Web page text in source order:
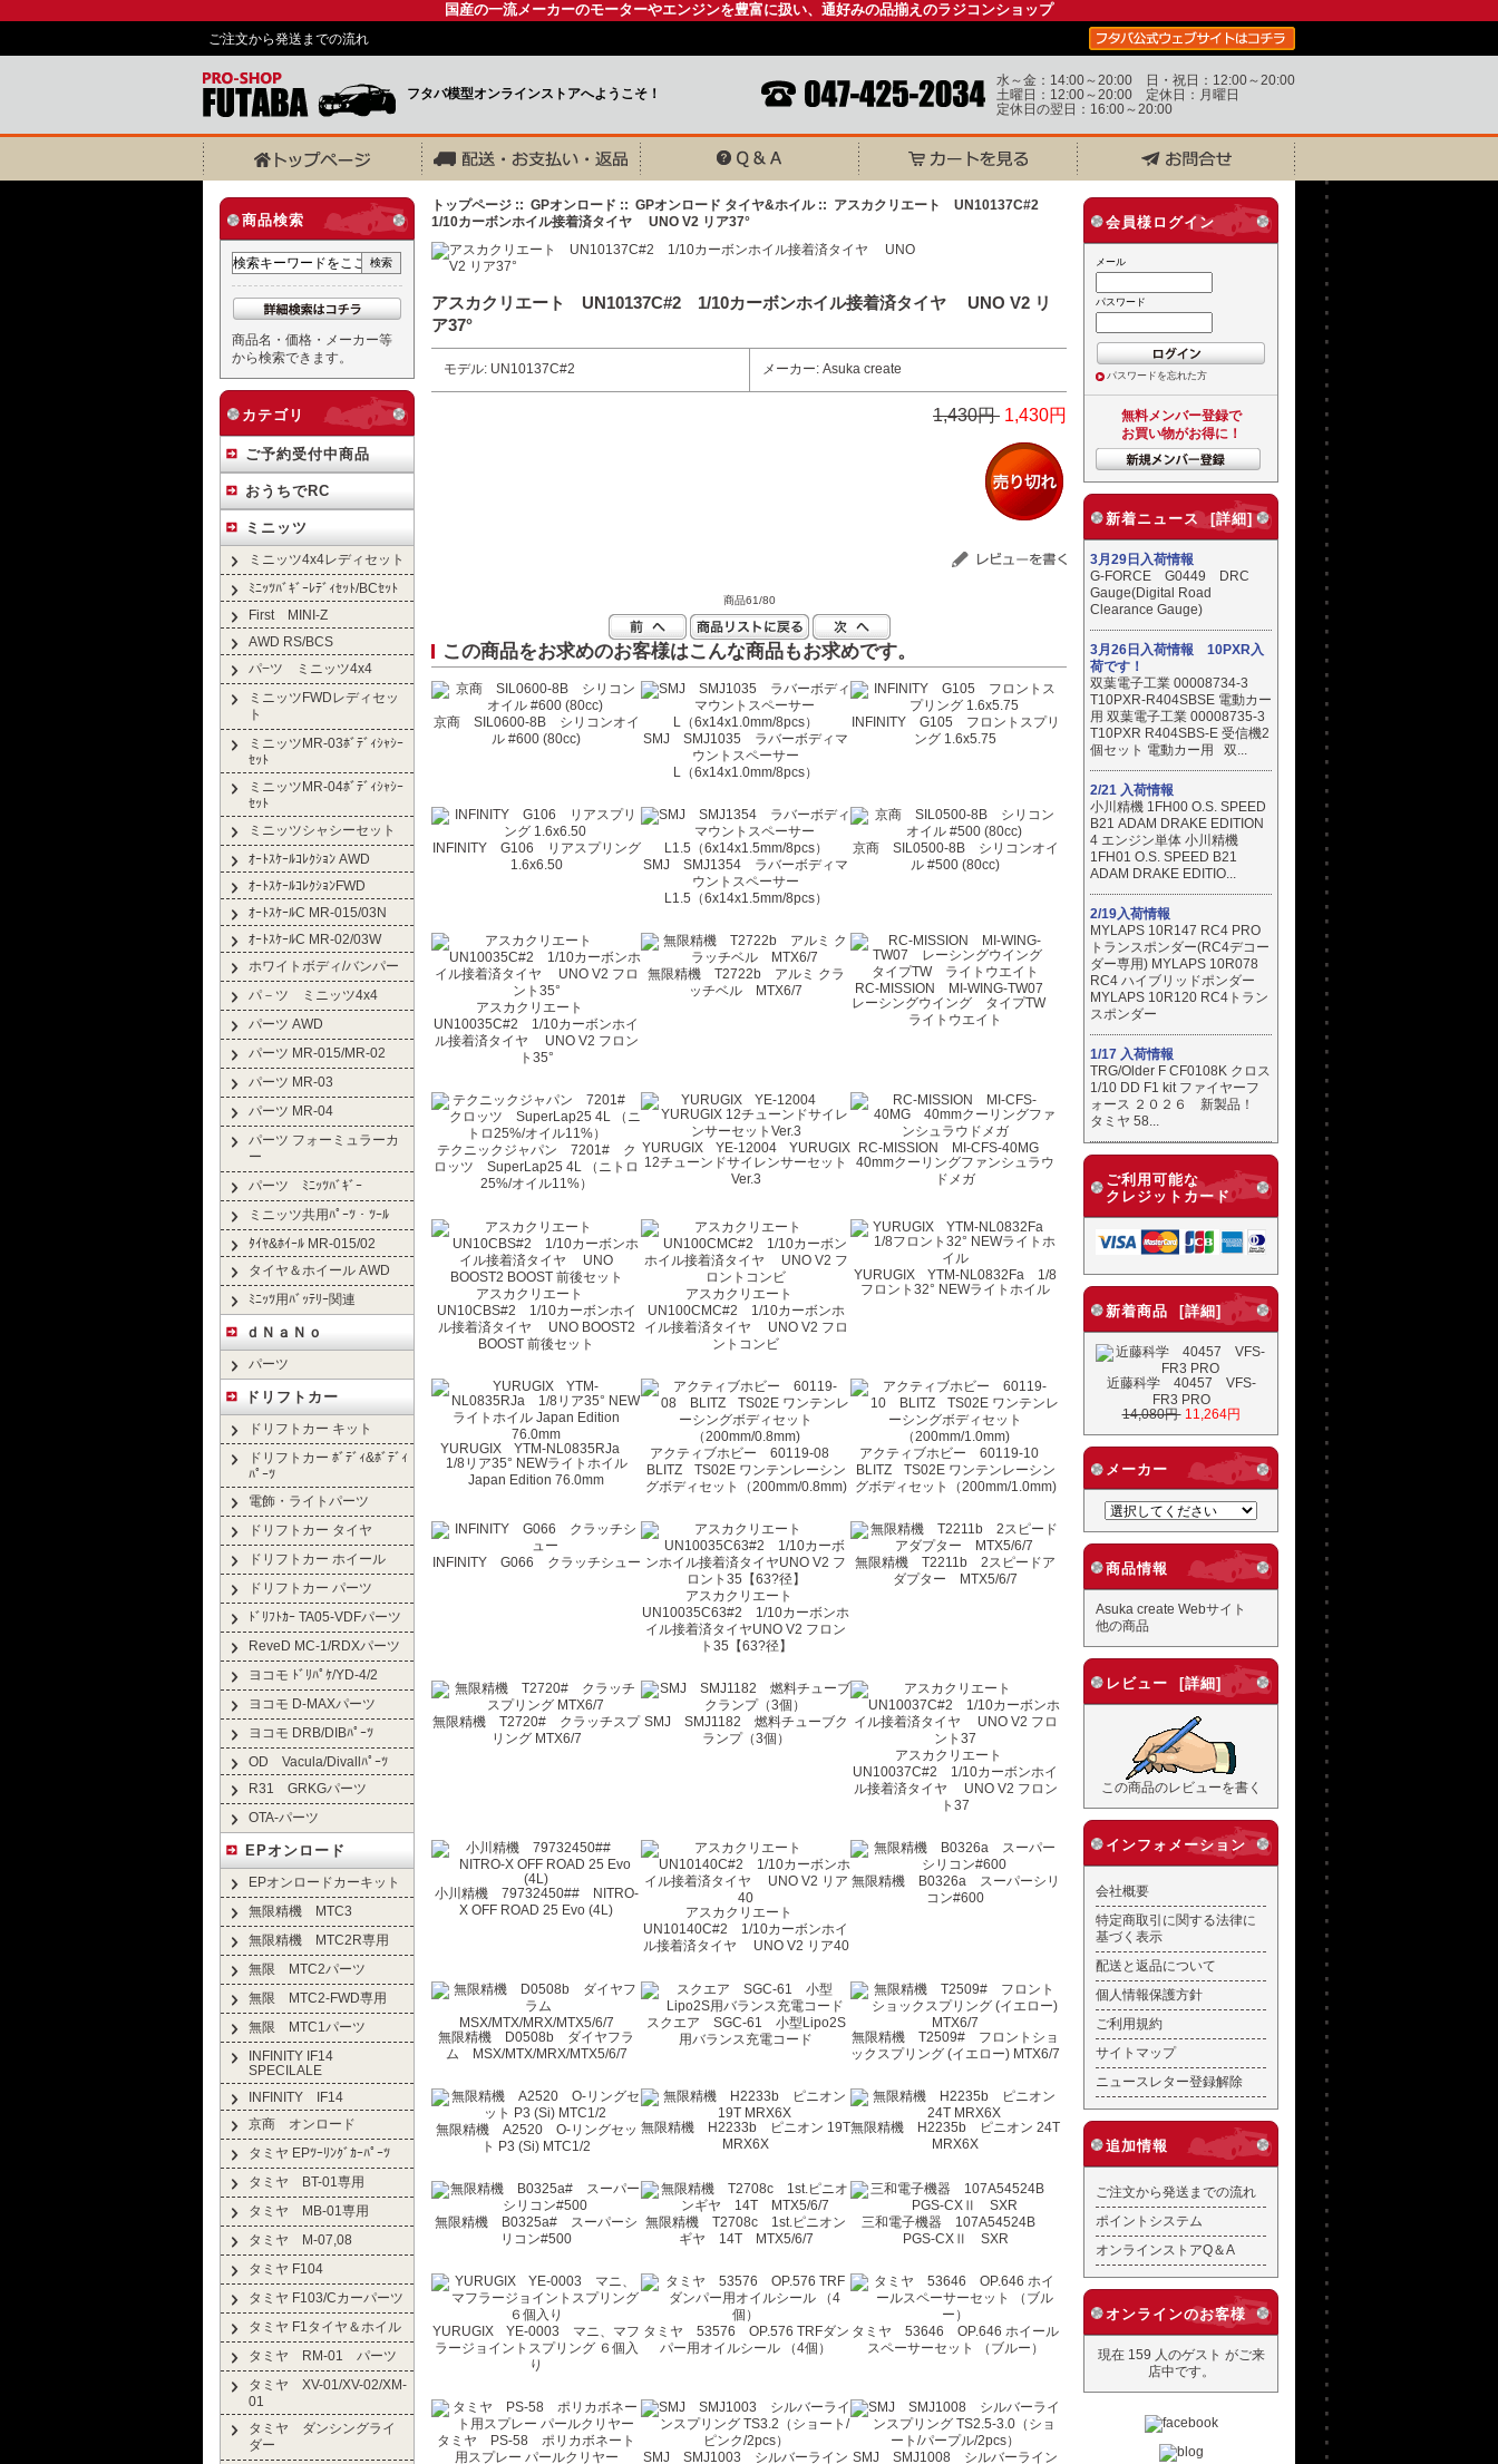
国産の一流メーカーのモーターやエンジンを豊富に扱い、通好みの品揃えのラジコンショップ
ご注文から発送までの流れ
フタバ模型オンラインストアへようこそ！
水～金：14:00～20:00 日・祝日：12:00～20:00
土曜日：12:00～20:00 定休日：月曜日
定休日の翌日：16:00～20:00
商品検索
商品名・価格・メーカー等
から検索できます。
カテゴリ
ご予約受付中商品
おうちでRC
ミニッツ
ミニッツ4x4レディセット
ﾐﾆｯﾂﾊﾞｷﾞｰﾚﾃﾞｨｾｯﾄ/BCｾｯﾄ
First MINI-Z
AWD RS/BCS
パ−ツ ミニッツ4x4
ミニッツFWDレディセッ
ト
ミニッツMR-03ﾎﾞﾃﾞｨｼｬｼｰ
ｾｯﾄ
ミニッツMR-04ﾎﾞﾃﾞｨｼｬｼｰ
ｾｯﾄ
ミニッツシャシーセット
ｵｰﾄｽｹｰﾙｺﾚｸｼｮﾝ AWD
ｵｰﾄｽｹｰﾙｺﾚｸｼｮﾝFWD
ｵｰﾄｽｹｰﾙC MR-015/03N
ｵｰﾄｽｹｰﾙC MR-02/03W
ホワイトボディ/バンパー
パ－ツ ミニッツ4x4
パーツ AWD
パーツ MR-015/MR-02
パーツ MR-03
パーツ MR-04
パーツ フォーミュラーカ
ー
パーツ ﾐﾆｯﾂﾊﾞｷﾞｰ
ミニッツ共用ﾊﾟｰﾂ・ﾂｰﾙ
ﾀｲﾔ&ﾎｲｰﾙ MR-015/02
タイヤ＆ホイール AWD
ﾐﾆｯﾂ用ﾊﾞｯﾃﾘｰ関連
ｄＮａＮｏ
パーツ
ドリフトカー
ドリフトカー キット
ドリフトカー ﾎﾞﾃﾞｨ&ﾎﾞﾃﾞｨ
ﾊﾟｰﾂ
電飾・ライトパーツ
ドリフトカー タイヤ
ドリフトカー ホイール
ドリフトカー パーツ
ﾄﾞﾘﾌﾄｶｰ TA05-VDFパーツ
ReveD MC-1/RDXパーツ
ヨコモ ﾄﾞﾘﾊﾟｹ/YD-4/2
ヨコモ D-MAXパーツ
ヨコモ DRB/DIBﾊﾟｰﾂ
OD Vacula/Divallﾊﾟｰﾂ
R31 GRKGパーツ
OTA-パーツ
EPオンロード
EPオンロードカーキット
無限精機 MTC3
無限精機 MTC2R専用
無限 MTC2パーツ
無限 MTC2-FWD専用
無限 MTC1パーツ
INFINITY IF14
SPECILALE
INFINITY IF14
京商 オンロード
タミヤ EPﾂｰﾘﾝｸﾞｶｰﾊﾟｰﾂ
タミヤ BT-01専用
タミヤ MB-01専用
タミヤ M-07,08
タミヤ F104
タミヤ F103/Cカーパーツ
タミヤ F1タイヤ＆ホイル
タミヤ RM-01 パーツ
タミヤ XV-01/XV-02/XM-
01
タミヤ ダンシングライ
ダー
トップページ :: GPオンロード :: GPオンロード タイヤ&ホイル:: アスカクリエート UN10137C#2
1/10カーボンホイル接着済タイヤ UNO V2 リア37°
アスカクリエート UN10137C#2 1/10カーボンホイル接着済タイヤ UNO V2 リ
ア37°
モデル: UN10137C#2 メーカー: Asuka create
1,430円 1,430円
商品61/80
この商品をお求めのお客様はこんな商品もお求めです。
京商 SIL0600-8B シリコンオイ
ル #600 (80cc)
SMJ SMJ1035 ラバーボディマ
ウントスペーサー
L（6x14x1.0mm/8pcs）
INFINITY G105 フロントスプリ
ング 1.6x5.75
INFINITY G106 リアスプリング
1.6x6.50
SMJ SMJ1354 ラバーボディマ
ウントスペーサー
L1.5（6x14x1.5mm/8pcs）
京商 SIL0500-8B シリコンオイ
ル #500 (80cc)
アスカクリエート
UN10035C#2 1/10カーボンホイ
ル接着済タイヤ UNO V2 フロン
ト35°
無限精機 T2722b アルミ クラ
ッチベル MTX6/7
RC-MISSION MI-WING-TW07
レーシングウイング タイプTW
ライトウエイト
テクニックジャパン 7201# ク
ロッツ SuperLap25 4L （ニトロ
25%/オイル11%）
YURUGIX YE-12004 YURUGIX
12チューンドサイレンサーセット
Ver.3
RC-MISSION MI-CFS-40MG
40mmクーリングファンシュラウ
ドメガ
アスカクリエート
UN10CBS#2 1/10カーボンホイ
ル接着済タイヤ UNO BOOST2
BOOST 前後セット
アスカクリエート
UN100CMC#2 1/10カーボンホ
イル接着済タイヤ UNO V2 フロ
ントコンビ
YURUGIX YTM-NL0832Fa 1/8
フロント32° NEWライトホイル
YURUGIX YTM-NL0835RJa
1/8リア35° NEWライトホイル
Japan Edition 76.0mm
アクティブホビー 60119-08
BLITZ TS02E ワンテンレーシン
グボディセット（200mm/0.8mm)
アクティブホビー 60119-10
BLITZ TS02E ワンテンレーシン
グボディセット（200mm/1.0mm)
INFINITY G066 クラッチシュー
アスカクリエート
UN10035C63#2 1/10カーボンホ
イル接着済タイヤUNO V2 フロン
ト35【63?径】
無限精機 T2211b 2スピードア
ダプター MTX5/6/7
無限精機 T2720# クラッチスプ
リング MTX6/7
SMJ SMJ1182 燃料チューブク
ランプ（3個）
アスカクリエート
UN10037C#2 1/10カーボンホイ
ル接着済タイヤ UNO V2 フロン
ト37
小川精機 79732450## NITRO-
X OFF ROAD 25 Evo (4L)
アスカクリエート
UN10140C#2 1/10カーボンホイ
ル接着済タイヤ UNO V2 リア40
無限精機 B0326a スーパーシリ
コン#600
無限精機 D0508b ダイヤフラ
ム MSX/MTX/MRX/MTX5/6/7
スクエア SGC-61 小型Lipo2S
用バランス充電コード
無限精機 T2509# フロントショ
ックスプリング (イエロー) MTX6/7
無限精機 A2520 O-リングセッ
ト P3 (Si) MTC1/2
無限精機 H2233b ピニオン 19T
MRX6X
無限精機 H2235b ピニオン 24T
MRX6X
無限精機 B0325a# スーパーシ
リコン#500
無限精機 T2708c 1st.ピニオン
ギヤ 14T MTX5/6/7
三和電子機器 107A54524B
PGS-CXⅡ SXR
YURUGIX YE-0003 マニ、マフ
ラージョイントスプリング ６個入
り
タミヤ 53576 OP.576 TRFダン
パー用オイルシール （4個）
タミヤ 53646 OP.646 ホイール
スペーサーセット （ブルー）
タミヤ PS-58 ポリカボネート
用スプレー パールクリヤー
SMJ SMJ1003 シルバーライン SMJ SMJ1008 シルバーライン
会員様ログイン
メール
パスワード
パスワードを忘れた方
無料メンバー登録で
お買い物がお得に！
新着ニュース [詳細]
3月29日入荷情報
G-FORCE G0449 DRC
Gauge(Digital Road
Clearance Gauge)
3月26日入荷情報 10PXR入
荷です！
双葉電子工業 00008734-3
T10PXR-R404SBSE 電動カー
用 双葉電子工業 00008735-3
T10PXR R404SBS-E 受信機2
個セット 電動カー用 双...
2/21 入荷情報
小川精機 1FH00 O.S. SPEED
B21 ADAM DRAKE EDITION
4 エンジン単体 小川精機
1FH01 O.S. SPEED B21
ADAM DRAKE EDITIO...
2/19入荷情報
MYLAPS 10R147 RC4 PRO
トランスポンダー(RC4デコー
ダー専用) MYLAPS 10R078
RC4 ハイブリッドポンダー
MYLAPS 10R120 RC4トラン
スポンダー
1/17 入荷情報
TRG/Older F CF0108K クロス
1/10 DD F1 kit ファイヤーフ
ォース ２０２６ 新製品！
タミヤ 58...
ご利用可能な
クレジットカード
新着商品 [詳細]
近藤科学 40457 VFS-
FR3 PRO
14,080円 11,264円
メーカー
商品情報
Asuka create Webサイト
他の商品
レビュー [詳細]
この商品のレビューを書く
インフォメーション
会社概要
特定商取引に関する法律に
基づく表示
配送と返品について
個人情報保護方針
ご利用規約
サイトマップ
ニュースレター登録解除
追加情報
ご注文から発送までの流れ
ポイントシステム
オンラインストアQ＆A
オンラインのお客様
現在 159 人のゲスト がご来
店中です。